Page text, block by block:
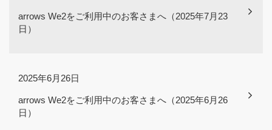
arrows We2をご利用中のお客さまへ（2025年7月23
日）
2025年6月26日
arrows We2をご利用中のお客さまへ（2025年6月26
日）